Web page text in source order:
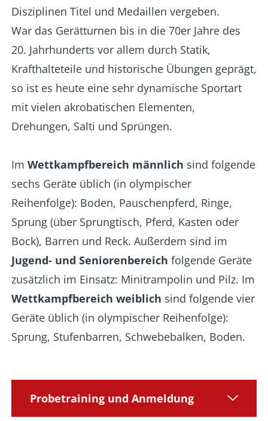
Disziplinen Titel und Medaillen vergeben.
War das Gerätturnen bis in die 70er Jahre des
20. Jahrhunderts vor allem durch Statik,
Krafthalteteile und historische Übungen geprägt,
so ist es heute eine sehr dynamische Sportart
mit vielen akrobatischen Elementen,
Drehungen, Salti und Sprüngen.
Im Wettkampfbereich männlich sind folgende
sechs Geräte üblich (in olympischer
Reihenfolge): Boden, Pauschenpferd, Ringe,
Sprung (über Sprungtisch, Pferd, Kasten oder
Bock), Barren und Reck. Außerdem sind im
Jugend- und Seniorenbereich folgende Geräte
zusätzlich im Einsatz: Minitrampolin und Pilz. Im
Wettkampfbereich weiblich sind folgende vier
Geräte üblich (in olympischer Reihenfolge):
Sprung, Stufenbarren, Schwebebalken, Boden.
Probetraining und Anmeldung